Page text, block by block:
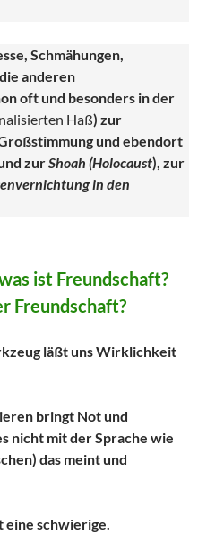
Schmähungen,
anderen
oft und besonders in der
Haß) zur
und ebendort
zurShoah (Holocaust), zur
in den
ist Freundschaft?
Freundschaft?
läßt uns Wirklichkeit
bringt Not und
nicht mit der Sprache wie
das meint und
eine schwierige.